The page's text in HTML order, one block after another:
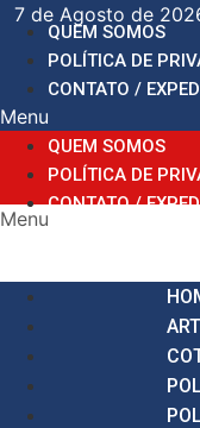
para
conteúdo
7 de Agosto de
QUEM SOMOS
POLÍTICA DE
CONTATO /
Menu
QUEM SOMOS
POLÍTICA DE
CONTATO /
Menu